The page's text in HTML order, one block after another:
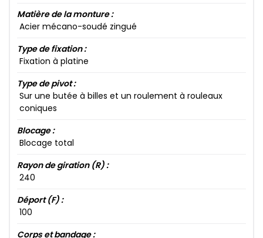
Matière de la monture :
Acier mécano-soudé zingué
Type de fixation :
Fixation à platine
Type de pivot :
Sur une butée à billes et un roulement à rouleaux
coniques
Blocage :
Blocage total
Rayon de giration (R) :
240​
Déport (F) :
100​
Corps et bandage :